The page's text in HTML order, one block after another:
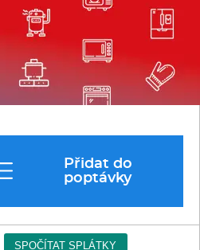
Přidat do
poptávky